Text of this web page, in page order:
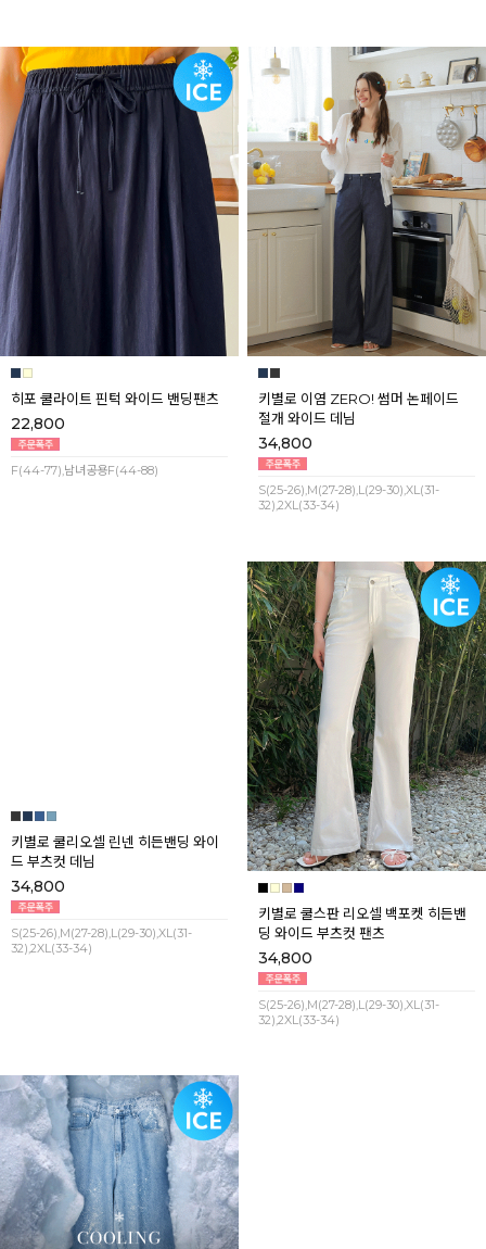
히포 쿨라이트 핀턱 와이드 밴딩팬츠
22,800
F(44-77),남녀공용F(44-88)
키별로 이염 ZERO! 썸머 논페이드
절개 와이드 데님
34,800
S(25-26),M(27-28),L(29-30),XL(31-
32),2XL(33-34)
키별로 쿨리오셀 린넨 히든밴딩 와이
드 부츠컷 데님
34,800
키별로 쿨스판 리오셀 백포켓 히든밴
딩 와이드 부츠컷 팬츠
34,800
S(25-26),M(27-28),L(29-30),XL(31-
32),2XL(33-34)